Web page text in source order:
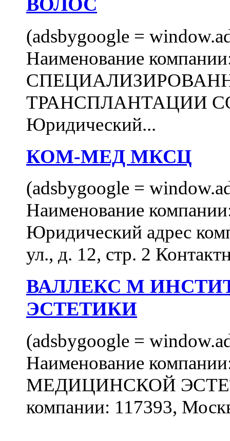
(adsbygoogle =
Наименование
ТРАНСПЛАНТАЦИИ
Юридический...
КОМ-МЕД МКСЦ
(adsbygoogle =
Наименование
Юридический адрес
ул., д. 12, стр. 2
ВАЛЛЕКС М
ЭСТЕТИКИ
(adsbygoogle =
Наименование
МЕДИЦИНСКОЙ
компании: 117393,